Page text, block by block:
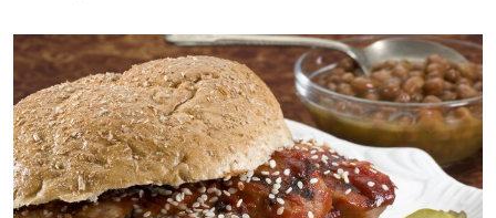
politik
öko
gesellschaft
kultur